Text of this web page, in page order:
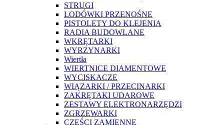
STRUGI
LODÓWKI PRZENOŚNE
PISTOLETY DO KLEJENIA
RADIA BUDOWLANE
WKRĘTARKI
WYRZYNARKI
Wiertła
WIERTNICE DIAMENTOWE
WYCISKACZE
WIĄZARKI / PRZECINARKI
ZAKRĘTAKI UDAROWE
ZESTAWY ELEKTRONARZĘDZI
ZGRZEWARKI
CZĘŚCI ZAMIENNE